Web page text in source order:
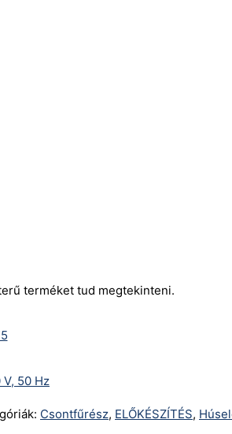
terméket tud megtekinteni.
V, 50 Hz
Csontfűrész, ELŐKÉSZÍTÉS,